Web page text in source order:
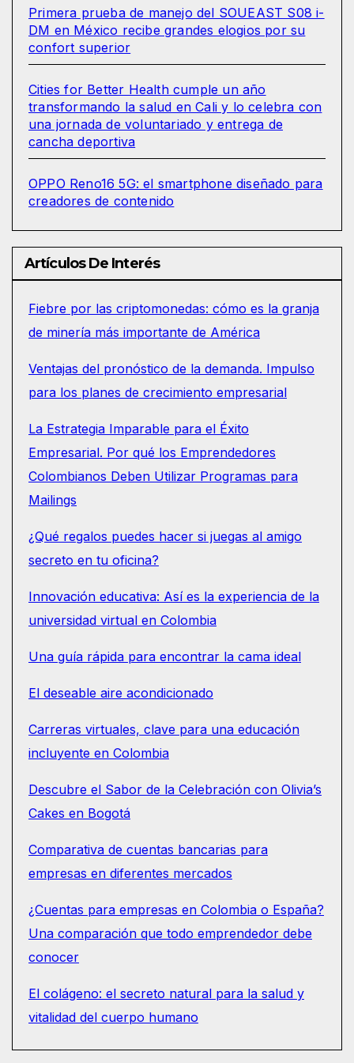
Primera prueba de manejo del SOUEAST S08 i-
DM en México recibe grandes elogios por su
confort superior
Cities for Better Health cumple un año
transformando la salud en Cali y lo celebra con
una jornada de voluntariado y entrega de
cancha deportiva
OPPO Reno16 5G: el smartphone diseñado para
creadores de contenido
Artículos De Interés
Fiebre por las criptomonedas: cómo es la granja
de minería más importante de América
Ventajas del pronóstico de la demanda. Impulso
para los planes de crecimiento empresarial
La Estrategia Imparable para el Éxito
Empresarial. Por qué los Emprendedores
Colombianos Deben Utilizar Programas para
Mailings
¿Qué regalos puedes hacer si juegas al amigo
secreto en tu oficina?
Innovación educativa: Así es la experiencia de la
universidad virtual en Colombia
Una guía rápida para encontrar la cama ideal
El deseable aire acondicionado
Carreras virtuales, clave para una educación
incluyente en Colombia
Descubre el Sabor de la Celebración con Olivia’s
Cakes en Bogotá
Comparativa de cuentas bancarias para
empresas en diferentes mercados
¿Cuentas para empresas en Colombia o España?
Una comparación que todo emprendedor debe
conocer
El colágeno: el secreto natural para la salud y
vitalidad del cuerpo humano